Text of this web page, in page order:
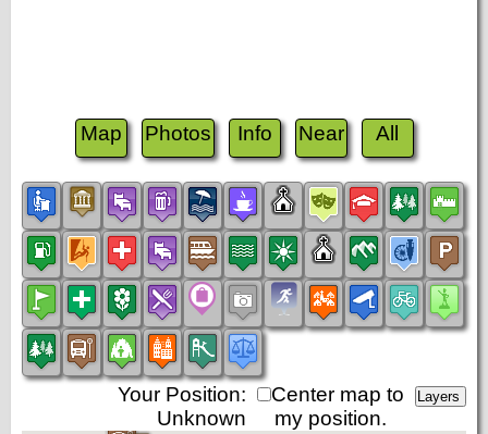
Map Photos Info Near All
Center map to
my position.
Your Position:
Unknown